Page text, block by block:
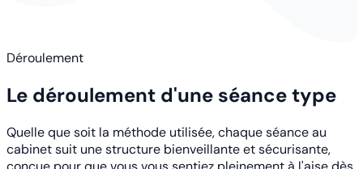
Déroulement
Le déroulement d'une séance type
Quelle que soit la méthode utilisée, chaque séance au
cabinet suit une structure bienveillante et sécurisante,